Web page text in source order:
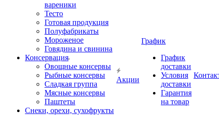
вареники
Тесто
Готовая продукция
Полуфабрикаты
Мороженое
Говядина и свинина
Консервация
Овощные консервы
Рыбные консервы
Сладкая группа
Мясные консервы
Паштеты
Снеки, орехи, сухофрукты
Акции
График
График
доставки
Условия
доставки
Гарантия
на товар